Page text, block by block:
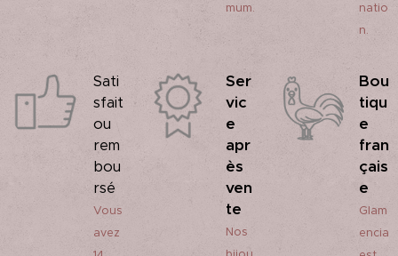
mum.
natio
n.
Sati
sfait
ou
rem
bou
rsé
Vous
avez
Ser
vic
e
apr
ès
ven
te
Nos
Bou
tiqu
e
fran
çais
e
Glam
encia